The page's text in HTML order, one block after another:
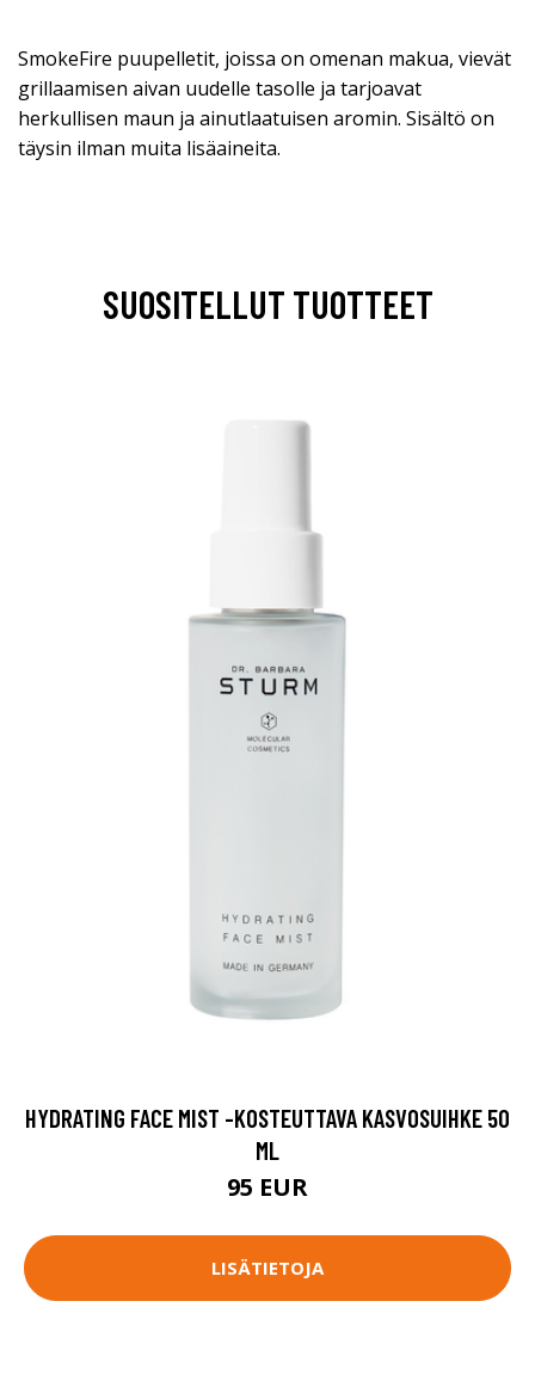
SmokeFire puupelletit, joissa on omenan makua, vievät
grillaamisen aivan uudelle tasolle ja tarjoavat
herkullisen maun ja ainutlaatuisen aromin. Sisältö on
täysin ilman muita lisäaineita.
SUOSITELLUT TUOTTEET
HYDRATING FACE MIST -KOSTEUTTAVA KASVOSUIHKE 50
ML
95 EUR
LISÄTIETOJA